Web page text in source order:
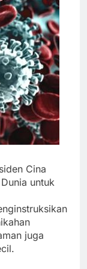
Cina
untuk
juga